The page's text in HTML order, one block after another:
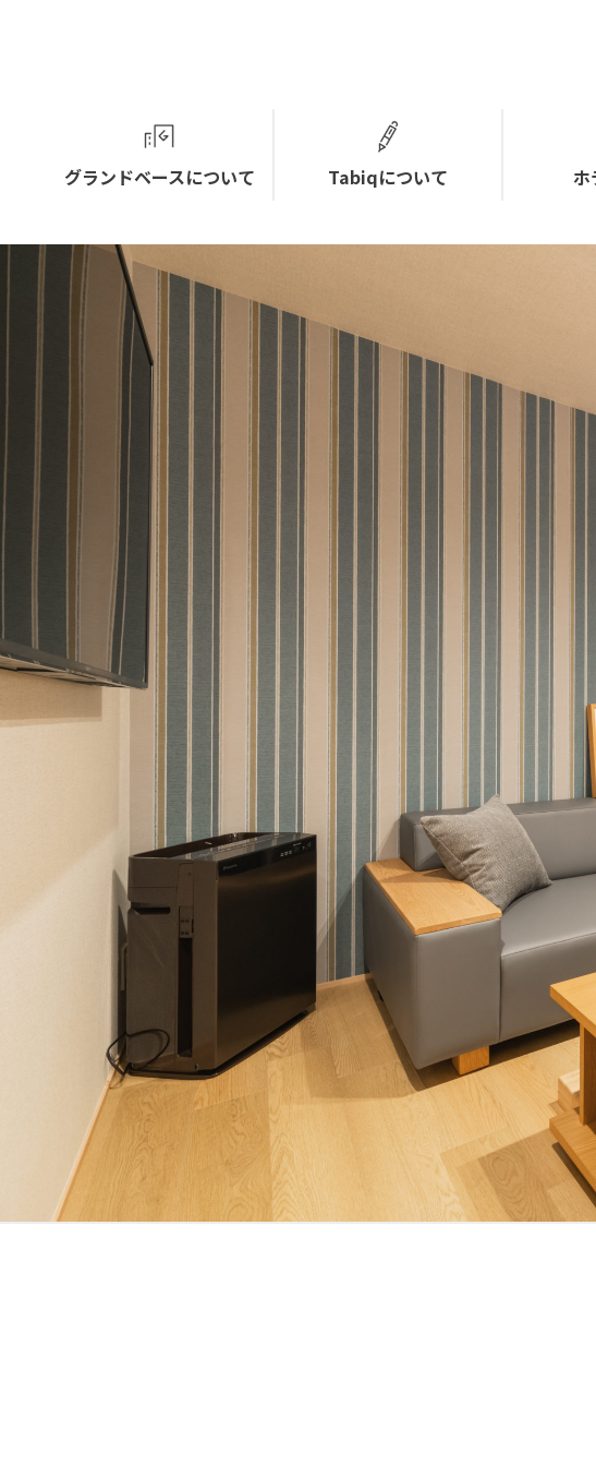
グランドベースについて Tabiqについて ホ